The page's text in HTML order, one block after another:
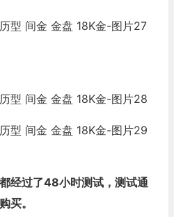
经过了48小时测试，测试通
买。